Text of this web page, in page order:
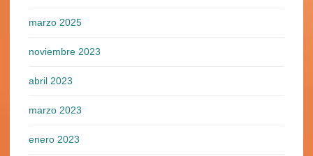
marzo 2025
noviembre 2023
abril 2023
marzo 2023
enero 2023